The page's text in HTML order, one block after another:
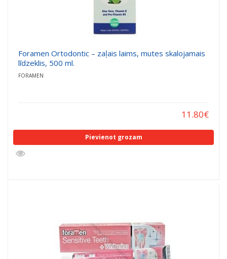
Foramen Ortodontic – zaļais laims, mutes skalojamais
līdzeklis, 500 ml.
FORAMEN
11.80€
Pievienot grozam